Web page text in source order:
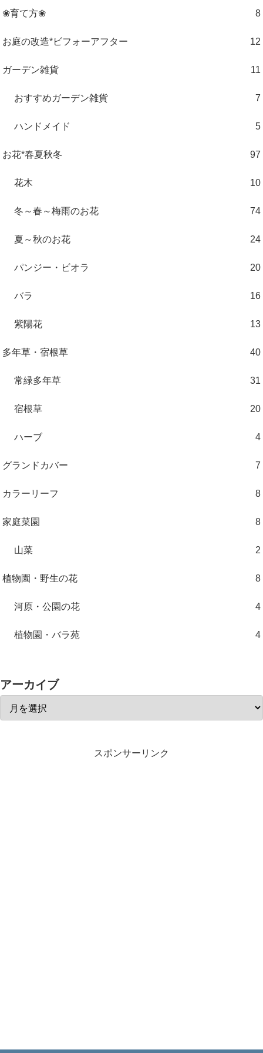
❀育て方❀ 8
お庭の改造*ビフォーアフター 12
ガーデン雑貨 11
おすすめガーデン雑貨 7
ハンドメイド 5
お花*春夏秋冬 97
花木 10
冬～春～梅雨のお花 74
夏～秋のお花 24
パンジー・ビオラ 20
バラ 16
紫陽花 13
多年草・宿根草 40
常緑多年草 31
宿根草 20
ハーブ 4
グランドカバー 7
カラーリーフ 8
家庭菜園 8
山菜 2
植物園・野生の花 8
河原・公園の花 4
植物園・バラ苑 4
アーカイブ
スポンサーリンク